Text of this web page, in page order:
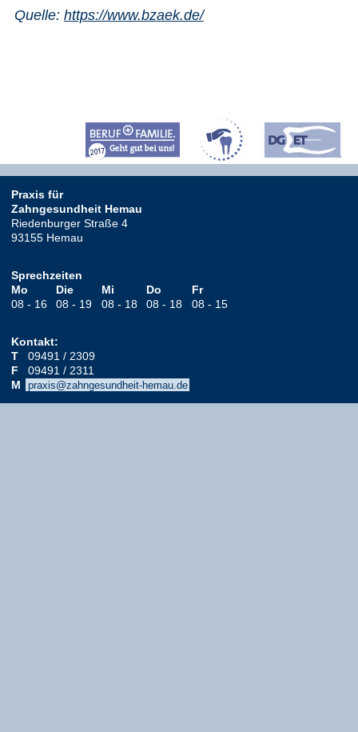
Quelle: https://www.bzaek.de/
Praxis für
Zahngesundheit Hemau
Riedenburger Straße 4
93155 Hemau
Sprechzeiten
Mo
Die Mi Do
Fr
08 - 16
08 - 19 08 - 18 08 - 18 08 - 15
Kontakt:
T
09491 / 2309
F
09491 / 2311
M
praxis@zahngesundheit-hemau.de